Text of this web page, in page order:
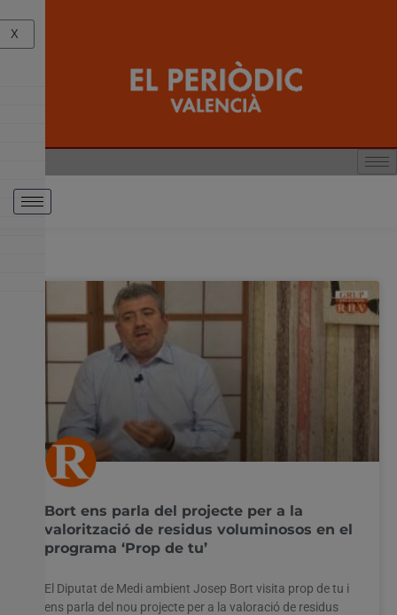
Bort ens parla del projecte per a la
valorització de residus voluminosos en el
programa ‘Prop de tu’
El Diputat de Medi ambient Josep Bort visita prop de tu i
ens parla del nou projecte per a la valoració de residus